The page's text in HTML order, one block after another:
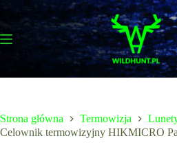
Strona główna Termowizja
Celownik termowizyjny HIKMICRO